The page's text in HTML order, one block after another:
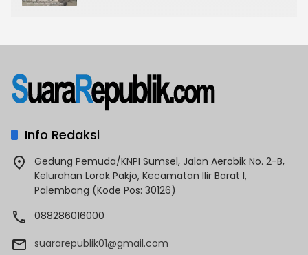
Info Redaksi
Gedung Pemuda/KNPI Sumsel, Jalan Aerobik No. 2-B,
Kelurahan Lorok Pakjo, Kecamatan Ilir Barat I,
Palembang (Kode Pos: 30126)
088286016000
suararepublik01@gmail.com